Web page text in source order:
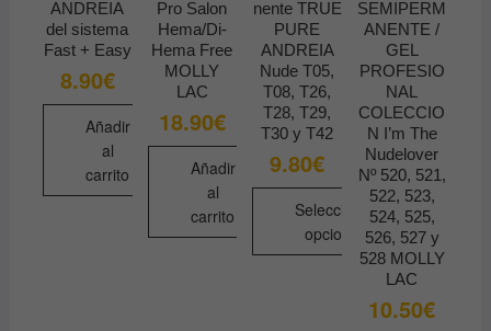
ANDREIA
del sistema
Fast + Easy
8.90€
Añadir
al
carrito
Pro Salon
Hema/Di-
Hema Free
MOLLY
LAC
18.90€
Añadir
al
carrito
nente TRUE
PURE
ANDREIA
Nude T05,
T08, T26,
T28, T29,
T30 y T42
9.80€
Seleccionar
opciones
SEMIPERM
ANENTE /
GEL
PROFESIO
NAL
COLECCIO
N I’m The
Nudelover
Nº 520, 521,
522, 523,
524, 525,
526, 527 y
528 MOLLY
LAC
10.50€